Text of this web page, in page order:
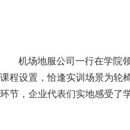
机场地服公司一行在学院
课程设置，恰逢实训场景为轮
环节，企业代表们实地感受了